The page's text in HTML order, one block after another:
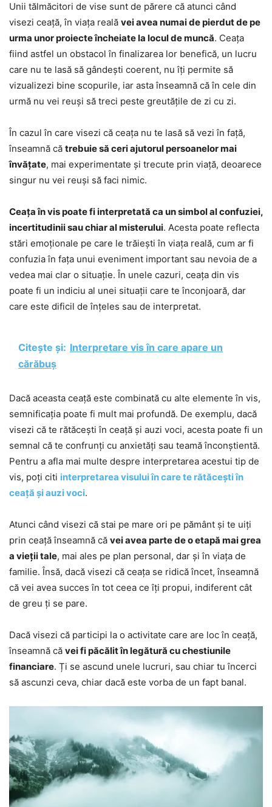
Unii tălmăcitori de vise sunt de părere că atunci când
visezi ceață, în viața reală vei avea numai de pierdut de pe
urma unor proiecte încheiate la locul de muncă. Ceața
fiind astfel un obstacol în finalizarea lor benefică, un lucru
care nu te lasă să gândești coerent, nu îți permite să
vizualizezi bine scopurile, iar asta înseamnă că în cele din
urmă nu vei reuși să treci peste greutățile de zi cu zi.
În cazul în care visezi că ceața nu te lasă să vezi în față,
înseamnă că trebuie să ceri ajutorul persoanelor mai
învățate, mai experimentate și trecute prin viață, deoarece
singur nu vei reuși să faci nimic.
Ceața în vis poate fi interpretată ca un simbol al confuziei,
incertitudinii sau chiar al misterului. Acesta poate reflecta
stări emoționale pe care le trăiești în viața reală, cum ar fi
confuzia în fața unui eveniment important sau nevoia de a
vedea mai clar o situație. În unele cazuri, ceața din vis
poate fi un indiciu al unei situații care te înconjoară, dar
care este dificil de înțeles sau de interpretat.
Citește și: Interpretare vis în care apare un
cărăbuș
Dacă aceasta ceață este combinată cu alte elemente în vis,
semnificația poate fi mult mai profundă. De exemplu, dacă
visezi că te rătăcești în ceață și auzi voci, acesta poate fi un
semnal că te confrunți cu anxietăți sau teamă înconștientă.
Pentru a afla mai multe despre interpretarea acestui tip de
vis, poți citi interpretarea visului în care te rătăcești în
ceață și auzi voci.
Atunci când visezi că stai pe mare ori pe pământ și te uiți
prin ceață înseamnă că vei avea parte de o etapă mai grea
a vieții tale, mai ales pe plan personal, dar și în viața de
familie. Însă, dacă visezi că ceața se ridică încet, înseamnă
că vei avea succes în tot ceea ce îți propui, indiferent cât
de greu ți se pare.
Dacă visezi că participi la o activitate care are loc în ceață,
înseamnă că vei fi păcălit în legătură cu chestiunile
financiare. Ți se ascund unele lucruri, sau chiar tu încerci
să ascunzi ceva, chiar dacă este vorba de un fapt banal.